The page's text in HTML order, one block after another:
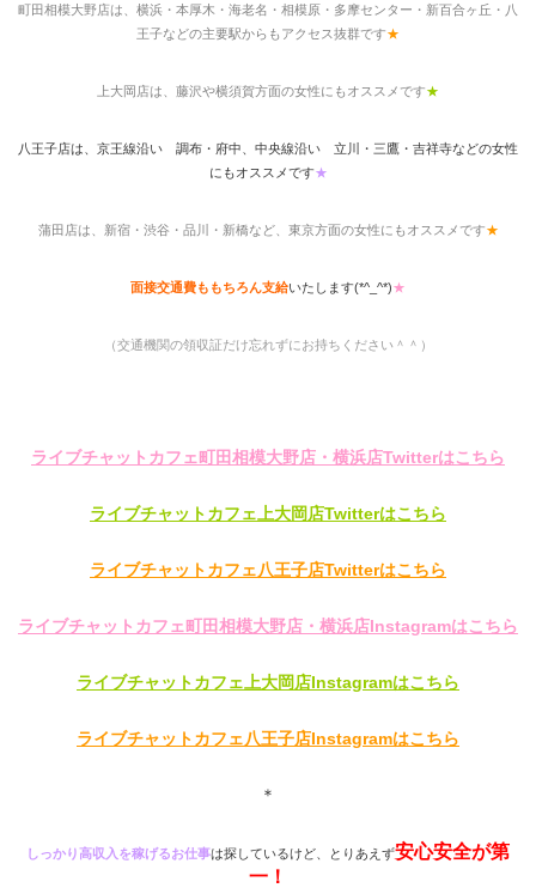
町田相模大野店は、横浜・本厚木・海老名・相模原・多摩センター・新百合ヶ丘・八
王子などの主要駅からもアクセス抜群です★
上大岡店は、藤沢や横須賀方面の女性にもオススメです★
八王子店は、京王線沿い 調布・府中、中央線沿い 立川・三鷹・吉祥寺などの女性
にもオススメです★
蒲田店は、新宿・渋谷・品川・新橋など、東京方面の女性にもオススメです★
面接交通費ももちろん支給いたします(*^_^*)★
（交通機関の領収証だけ忘れずにお持ちください＾＾）
ライブチャットカフェ町田相模大野店・横浜店Twitterはこちら
ライブチャットカフェ上大岡店Twitterはこちら
ライブチャットカフェ八王子店Twitterはこちら
ライブチャットカフェ町田相模大野店・横浜店Instagramはこちら
ライブチャットカフェ上大岡店Instagramはこちら
ライブチャットカフェ八王子店Instagramはこちら
＊
しっかり高収入を稼げるお仕事は探しているけど、とりあえず安心安全が第
一！